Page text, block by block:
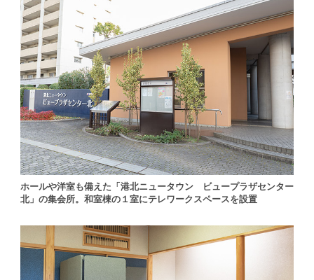
ホールや洋室も備えた「港北ニュータウン ビュープラザセンター
北」の集会所。和室棟の１室にテレワークスペースを設置